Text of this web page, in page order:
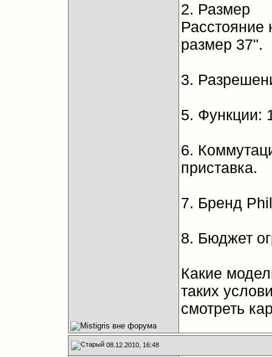
2. Размер
размер 37".
3.
5. Функции:
6.
приставка.
7. Бренд
8. Бюджет
Какие
таких
смотреть
08.12.2010, 16:48